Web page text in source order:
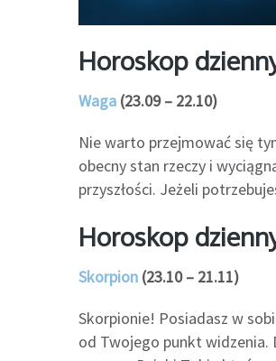
Horoskop
Waga (23.09 – 22.10)
Nie warto przejmować się
obecny stan rzeczy i
przyszłości. Jeżeli
Horoskop
Skorpion (23.10 – 21.11)
Skorpionie! Posiadasz w
od Twojego punkt widzenia.